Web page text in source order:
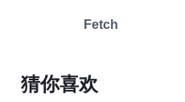
Fetch
猜你喜欢